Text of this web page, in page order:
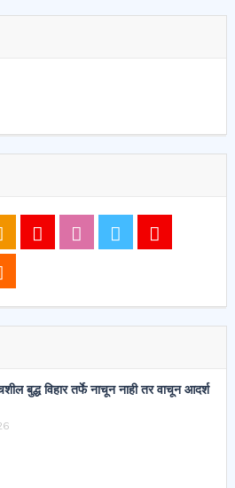
बुद्ध विहार तर्फे नाचून नाही तर वाचून आदर्श